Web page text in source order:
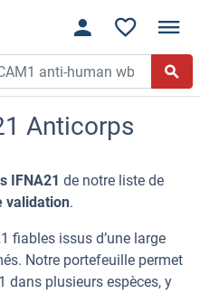
Anticorps
IFNA21 de notre liste de
validation.
fiables issus d’une large
Notre portefeuille permet
dans plusieurs espèces, y